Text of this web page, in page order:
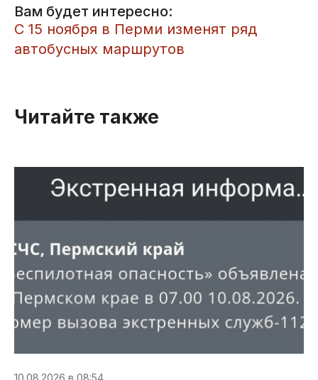
Вам будет интересно:
С 15 ноября в Перми изменят ряд
автобусных маршрутов
Читайте также